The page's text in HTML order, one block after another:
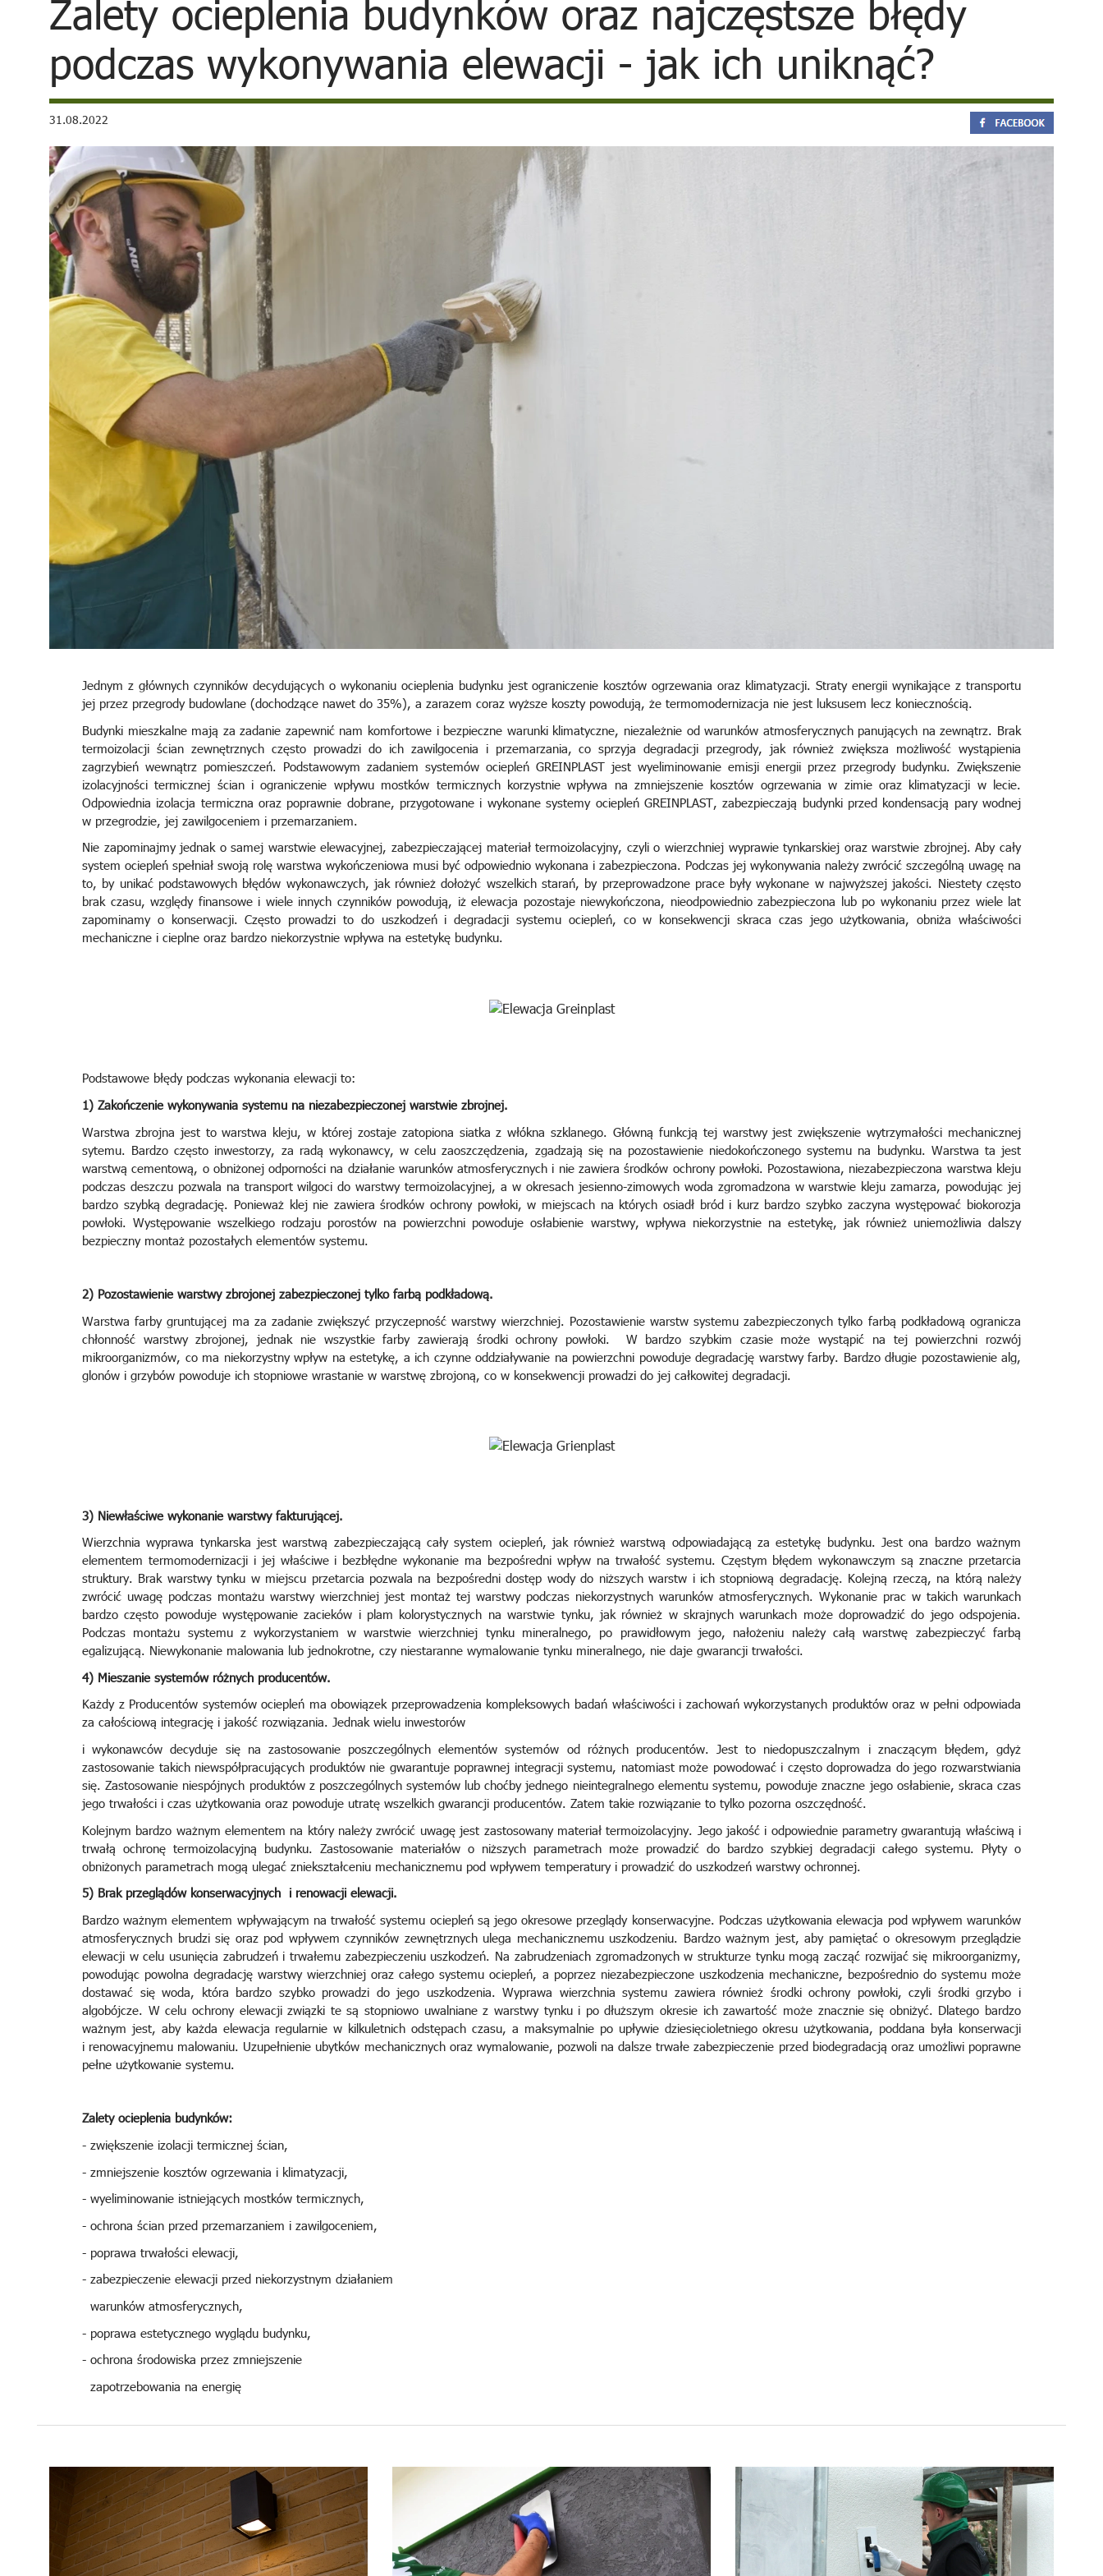
Zalety ocieplenia budynków oraz najczęstsze błędy
podczas wykonywania elewacji - jak ich uniknąć?
31.08.2022
Jednym z głównych czynników decydujących o wykonaniu ocieplenia budynku jest ograniczenie kosztów ogrzewania oraz klimatyzacji. Straty energii wynikające z transportu
jej przez przegrody budowlane (dochodzące nawet do 35%), a zarazem coraz wyższe koszty powodują, że termomodernizacja nie jest luksusem lecz koniecznością.
Budynki mieszkalne mają za zadanie zapewnić nam komfortowe i bezpieczne warunki klimatyczne, niezależnie od warunków atmosferycznych panujących na zewnątrz. Brak
termoizolacji ścian zewnętrznych często prowadzi do ich zawilgocenia i przemarzania, co sprzyja degradacji przegrody, jak również zwiększa możliwość wystąpienia
zagrzybień wewnątrz pomieszczeń. Podstawowym zadaniem systemów ociepleń GREINPLAST jest wyeliminowanie emisji energii przez przegrody budynku. Zwiększenie
izolacyjności termicznej ścian i ograniczenie wpływu mostków termicznych korzystnie wpływa na zmniejszenie kosztów ogrzewania w zimie oraz klimatyzacji w lecie.
Odpowiednia izolacja termiczna oraz poprawnie dobrane, przygotowane i wykonane systemy ociepleń GREINPLAST, zabezpieczają budynki przed kondensacją pary wodnej
w przegrodzie, jej zawilgoceniem i przemarzaniem.
Nie zapominajmy jednak o samej warstwie elewacyjnej, zabezpieczającej materiał termoizolacyjny, czyli o wierzchniej wyprawie tynkarskiej oraz warstwie zbrojnej. Aby cały
system ociepleń spełniał swoją rolę warstwa wykończeniowa musi być odpowiednio wykonana i zabezpieczona. Podczas jej wykonywania należy zwrócić szczególną uwagę na
to, by unikać podstawowych błędów wykonawczych, jak również dołożyć wszelkich starań, by przeprowadzone prace były wykonane w najwyższej jakości. Niestety często
brak czasu, względy finansowe i wiele innych czynników powodują, iż elewacja pozostaje niewykończona, nieodpowiednio zabezpieczona lub po wykonaniu przez wiele lat
zapominamy o konserwacji. Często prowadzi to do uszkodzeń i degradacji systemu ociepleń, co w konsekwencji skraca czas jego użytkowania, obniża właściwości
mechaniczne i cieplne oraz bardzo niekorzystnie wpływa na estetykę budynku.
Podstawowe błędy podczas wykonania elewacji to:
1) Zakończenie wykonywania systemu na niezabezpieczonej warstwie zbrojnej.
Warstwa zbrojna jest to warstwa kleju, w której zostaje zatopiona siatka z włókna szklanego. Główną funkcją tej warstwy jest zwiększenie wytrzymałości mechanicznej
sytemu. Bardzo często inwestorzy, za radą wykonawcy, w celu zaoszczędzenia, zgadzają się na pozostawienie niedokończonego systemu na budynku. Warstwa ta jest
warstwą cementową, o obniżonej odporności na działanie warunków atmosferycznych i nie zawiera środków ochrony powłoki. Pozostawiona, niezabezpieczona warstwa kleju
podczas deszczu pozwala na transport wilgoci do warstwy termoizolacyjnej, a w okresach jesienno-zimowych woda zgromadzona w warstwie kleju zamarza, powodując jej
bardzo szybką degradację. Ponieważ klej nie zawiera środków ochrony powłoki, w miejscach na których osiadł bród i kurz bardzo szybko zaczyna występować biokorozja
powłoki. Występowanie wszelkiego rodzaju porostów na powierzchni powoduje osłabienie warstwy, wpływa niekorzystnie na estetykę, jak również uniemożliwia dalszy
bezpieczny montaż pozostałych elementów systemu.
2) Pozostawienie warstwy zbrojonej zabezpieczonej tylko farbą podkładową.
Warstwa farby gruntującej ma za zadanie zwiększyć przyczepność warstwy wierzchniej. Pozostawienie warstw systemu zabezpieczonych tylko farbą podkładową ogranicza
chłonność warstwy zbrojonej, jednak nie wszystkie farby zawierają środki ochrony powłoki. W bardzo szybkim czasie może wystąpić na tej powierzchni rozwój
mikroorganizmów, co ma niekorzystny wpływ na estetykę, a ich czynne oddziaływanie na powierzchni powoduje degradację warstwy farby. Bardzo długie pozostawienie alg,
glonów i grzybów powoduje ich stopniowe wrastanie w warstwę zbrojoną, co w konsekwencji prowadzi do jej całkowitej degradacji.
3) Niewłaściwe wykonanie warstwy fakturującej.
Wierzchnia wyprawa tynkarska jest warstwą zabezpieczającą cały system ociepleń, jak również warstwą odpowiadającą za estetykę budynku. Jest ona bardzo ważnym
elementem termomodernizacji i jej właściwe i bezbłędne wykonanie ma bezpośredni wpływ na trwałość systemu. Częstym błędem wykonawczym są znaczne przetarcia
struktury. Brak warstwy tynku w miejscu przetarcia pozwala na bezpośredni dostęp wody do niższych warstw i ich stopniową degradację. Kolejną rzeczą, na którą należy
zwrócić uwagę podczas montażu warstwy wierzchniej jest montaż tej warstwy podczas niekorzystnych warunków atmosferycznych. Wykonanie prac w takich warunkach
bardzo często powoduje występowanie zacieków i plam kolorystycznych na warstwie tynku, jak również w skrajnych warunkach może doprowadzić do jego odspojenia.
Podczas montażu systemu z wykorzystaniem w warstwie wierzchniej tynku mineralnego, po prawidłowym jego, nałożeniu należy całą warstwę zabezpieczyć farbą
egalizującą. Niewykonanie malowania lub jednokrotne, czy niestaranne wymalowanie tynku mineralnego, nie daje gwarancji trwałości.
4) Mieszanie systemów różnych producentów.
Każdy z Producentów systemów ociepleń ma obowiązek przeprowadzenia kompleksowych badań właściwości i zachowań wykorzystanych produktów oraz w pełni odpowiada
za całościową integrację i jakość rozwiązania. Jednak wielu inwestorów
i wykonawców decyduje się na zastosowanie poszczególnych elementów systemów od różnych producentów. Jest to niedopuszczalnym i znaczącym błędem, gdyż
zastosowanie takich niewspółpracujących produktów nie gwarantuje poprawnej integracji systemu, natomiast może powodować i często doprowadza do jego rozwarstwiania
się. Zastosowanie niespójnych produktów z poszczególnych systemów lub choćby jednego nieintegralnego elementu systemu, powoduje znaczne jego osłabienie, skraca czas
jego trwałości i czas użytkowania oraz powoduje utratę wszelkich gwarancji producentów. Zatem takie rozwiązanie to tylko pozorna oszczędność.
Kolejnym bardzo ważnym elementem na który należy zwrócić uwagę jest zastosowany materiał termoizolacyjny. Jego jakość i odpowiednie parametry gwarantują właściwą i
trwałą ochronę termoizolacyjną budynku. Zastosowanie materiałów o niższych parametrach może prowadzić do bardzo szybkiej degradacji całego systemu. Płyty o
obniżonych parametrach mogą ulegać zniekształceniu mechanicznemu pod wpływem temperatury i prowadzić do uszkodzeń warstwy ochronnej.
5) Brak przeglądów konserwacyjnych i renowacji elewacji.
Bardzo ważnym elementem wpływającym na trwałość systemu ociepleń są jego okresowe przeglądy konserwacyjne. Podczas użytkowania elewacja pod wpływem warunków
atmosferycznych brudzi się oraz pod wpływem czynników zewnętrznych ulega mechanicznemu uszkodzeniu. Bardzo ważnym jest, aby pamiętać o okresowym przeglądzie
elewacji w celu usunięcia zabrudzeń i trwałemu zabezpieczeniu uszkodzeń. Na zabrudzeniach zgromadzonych w strukturze tynku mogą zacząć rozwijać się mikroorganizmy,
powodując powolna degradację warstwy wierzchniej oraz całego systemu ociepleń, a poprzez niezabezpieczone uszkodzenia mechaniczne, bezpośrednio do systemu może
dostawać się woda, która bardzo szybko prowadzi do jego uszkodzenia. Wyprawa wierzchnia systemu zawiera również środki ochrony powłoki, czyli środki grzybo i
algobójcze. W celu ochrony elewacji związki te są stopniowo uwalniane z warstwy tynku i po dłuższym okresie ich zawartość może znacznie się obniżyć. Dlatego bardzo
ważnym jest, aby każda elewacja regularnie w kilkuletnich odstępach czasu, a maksymalnie po upływie dziesięcioletniego okresu użytkowania, poddana była konserwacji
i renowacyjnemu malowaniu. Uzupełnienie ubytków mechanicznych oraz wymalowanie, pozwoli na dalsze trwałe zabezpieczenie przed biodegradacją oraz umożliwi poprawne
pełne użytkowanie systemu.
Zalety ocieplenia budynków:
- zwiększenie izolacji termicznej ścian,
- zmniejszenie kosztów ogrzewania i klimatyzacji,
- wyeliminowanie istniejących mostków termicznych,
- ochrona ścian przed przemarzaniem i zawilgoceniem,
- poprawa trwałości elewacji,
- zabezpieczenie elewacji przed niekorzystnym działaniem
warunków atmosferycznych,
- poprawa estetycznego wyglądu budynku,
- ochrona środowiska przez zmniejszenie
zapotrzebowania na energię